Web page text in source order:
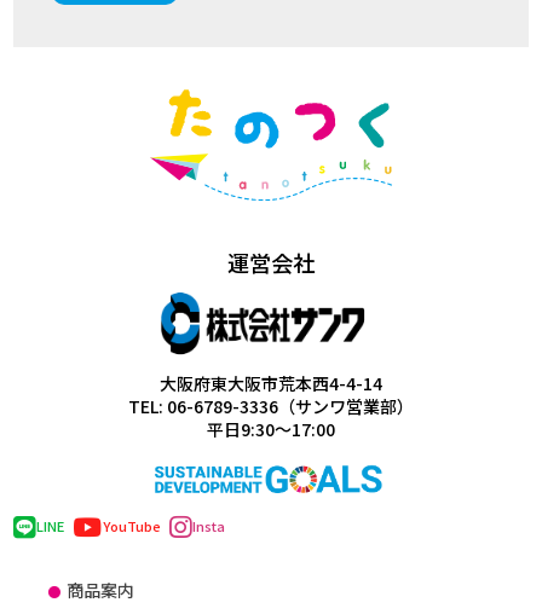
運営会社
大阪府東大阪市荒本西4-4-14
TEL: 06-6789-3336（サンワ営業部）
平日9:30～17:00
LINE YouTube Insta
商品案内